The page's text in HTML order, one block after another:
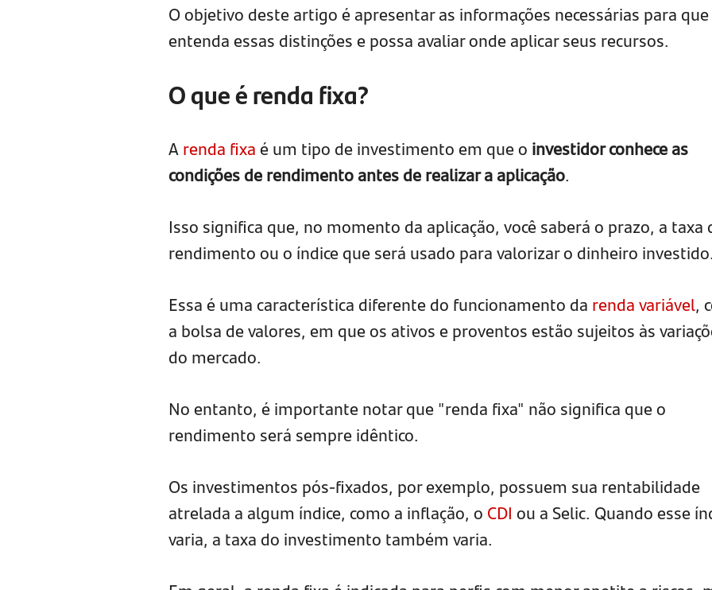
O objetivo deste artigo é apresentar as informações necessárias para que
entenda essas distinções e possa avaliar onde aplicar seus recursos.
O que é renda fixa?
Arenda fixaé um tipo de investimento em que o investidor conhece as
condições de rendimento antes de realizar a aplicação.
Isso significa que, no momento da aplicação, você saberá o prazo, a taxa
rendimento ou o índice que será usado para valorizar o dinheiro investido.
Essa é uma característica diferente do funcionamento da renda variável,
a bolsa de valores, em que os ativos e proventos estão sujeitos às
do mercado.
No entanto, é importante notar que "renda fixa" não significa que o
rendimento será sempre idêntico.
Os investimentos pós-fixados, por exemplo, possuem sua rentabilidade
atrelada a algum índice, como a inflação, o CDI ou a Selic. Quando esse
varia, a taxa do investimento também varia.